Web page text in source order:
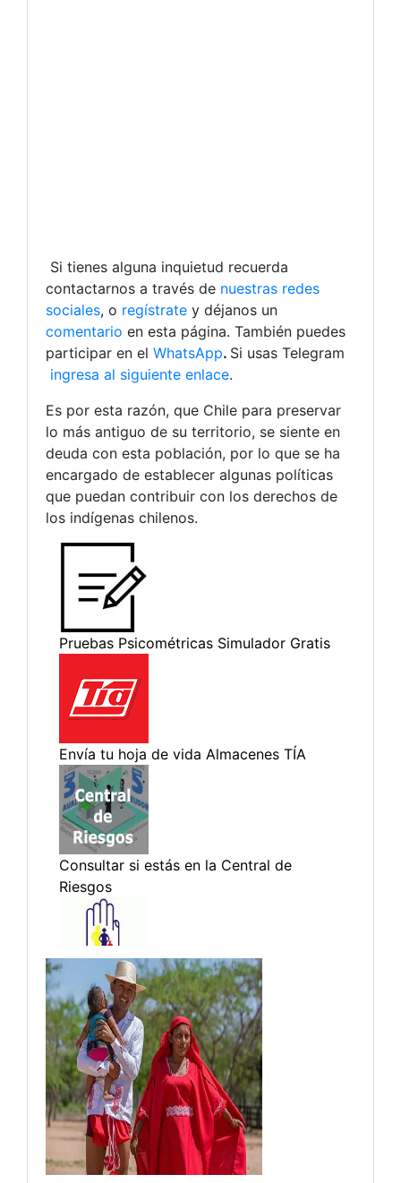
Si tienes alguna inquietud recuerda
contactarnos a través de nuestras redes
sociales, o regístrate y déjanos un
comentario en esta página. También puedes
participar en el WhatsApp. Si usas Telegram
ingresa al siguiente enlace.
Es por esta razón, que Chile para preservar
lo más antiguo de su territorio, se siente en
deuda con esta población, por lo que se ha
encargado de establecer algunas políticas
que puedan contribuir con los derechos de
los indígenas chilenos.